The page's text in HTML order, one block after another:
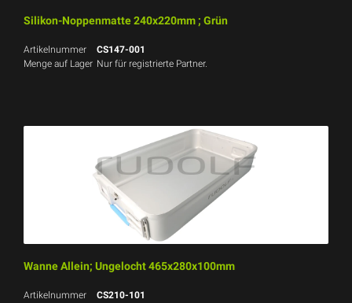
Silikon-Noppenmatte 240x220mm ; Grün
Artikelnummer
CS147-001
Menge auf Lager Nur für registrierte Partner.
Wanne Allein; Ungelocht 465x280x100mm
Artikelnummer
CS210-101